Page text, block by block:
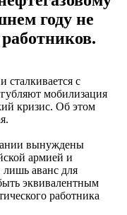
году не
сталкивается с
мобилизация
кризис. Об этом
вынуждены
армией и
аванс для
эквивалентным
работника